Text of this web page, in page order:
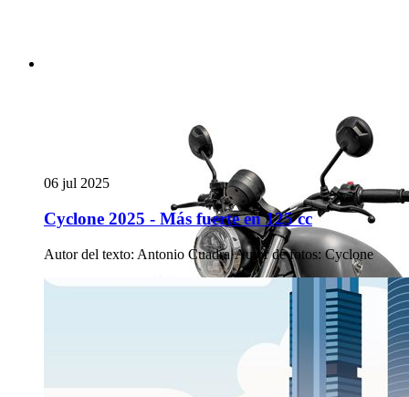
06 jul 2025
Cyclone 2025 - Más fuerte en 125 cc
Autor del texto: Antonio Cuadra·Autor de fotos: Cyclone